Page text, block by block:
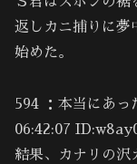
返しカニ捕りに夢
始めた。
594 ：本当にあ
06:42:07
結果、カナリの沢